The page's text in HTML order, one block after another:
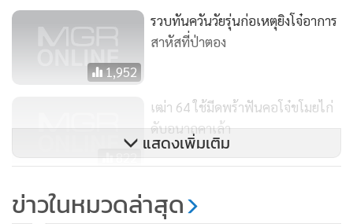
1,952
รวบทันควันวัยรุ่นก่อเหตุยิงโจ๋อาการ
สาหัสที่ป่าตอง
822
เฒ่า 64 ใช้มีดพร้าฟันคอโจ๋ขโมยไก่
ดับอนาถคาเล้า
ตำรวจพังยับทางลงเขาป่าตอง
แสดงเพิ่มเติม
ข่าวในหมวดล่าสุด